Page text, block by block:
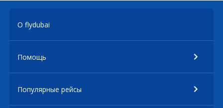
О flydubai
Помощь
Популярные рейсы